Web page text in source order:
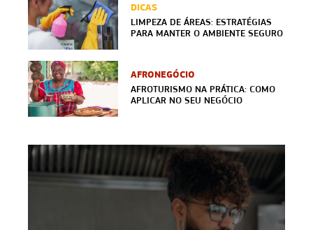
DICAS
LIMPEZA DE ÁREAS: ESTRATÉGIAS
PARA MANTER O AMBIENTE SEGURO
AFRONEGÓCIO
AFROTURISMO NA PRÁTICA: COMO
APLICAR NO SEU NEGÓCIO